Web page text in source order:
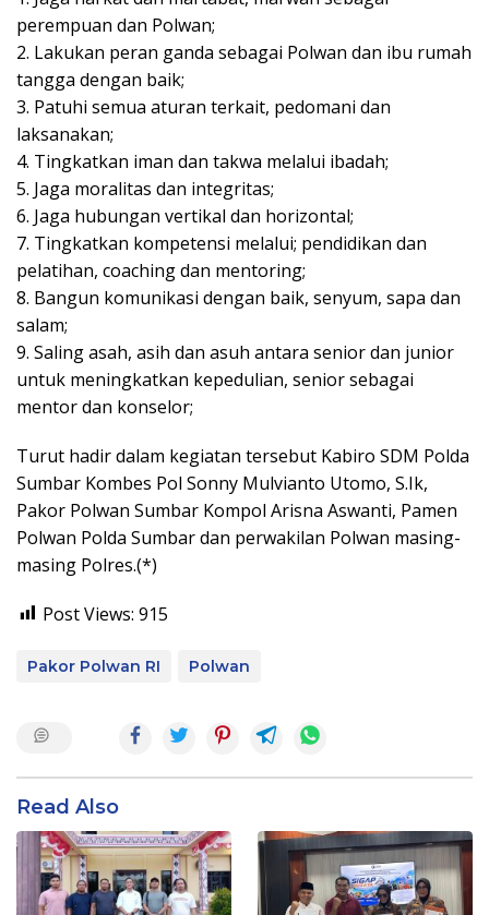
perempuan dan Polwan;
2. Lakukan peran ganda sebagai Polwan dan ibu rumah
tangga dengan baik;
3. Patuhi semua aturan terkait, pedomani dan
laksanakan;
4. Tingkatkan iman dan takwa melalui ibadah;
5. Jaga moralitas dan integritas;
6. Jaga hubungan vertikal dan horizontal;
7. Tingkatkan kompetensi melalui; pendidikan dan
pelatihan, coaching dan mentoring;
8. Bangun komunikasi dengan baik, senyum, sapa dan
salam;
9. Saling asah, asih dan asuh antara senior dan junior
untuk meningkatkan kepedulian, senior sebagai
mentor dan konselor;
Turut hadir dalam kegiatan tersebut Kabiro SDM Polda
Sumbar Kombes Pol Sonny Mulvianto Utomo, S.Ik,
Pakor Polwan Sumbar Kompol Arisna Aswanti, Pamen
Polwan Polda Sumbar dan perwakilan Polwan masing-
masing Polres.(*)
Post Views: 915
Pakor Polwan RI Polwan
Read Also